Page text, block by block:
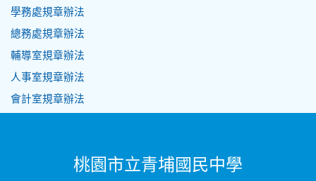
學務處規章辦法
總務處規章辦法
輔導室規章辦法
人事室規章辦法
會計室規章辦法
桃園市立青埔國民中學